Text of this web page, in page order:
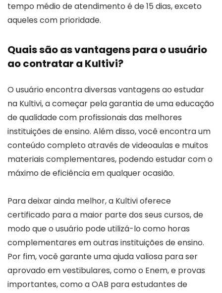
tempo médio de atendimento é de 15 dias, exceto
aqueles com prioridade.
Quais são as vantagens para o usuário
ao contratar a Kultivi?
O usuário encontra diversas vantagens ao estudar
na Kultivi, a começar pela garantia de uma educação
de qualidade com profissionais das melhores
instituições de ensino. Além disso, você encontra um
conteúdo completo através de videoaulas e muitos
materiais complementares, podendo estudar com o
máximo de eficiência em qualquer ocasião.
Para deixar ainda melhor, a Kultivi oferece
certificado para a maior parte dos seus cursos, de
modo que o usuário pode utilizá-lo como horas
complementares em outras instituições de ensino.
Por fim, você garante uma ajuda valiosa para ser
aprovado em vestibulares, como o Enem, e provas
importantes, como a OAB para estudantes de